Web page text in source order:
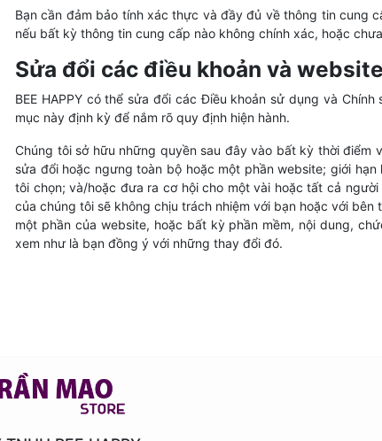
Bạn cần đảm bảo tính xác thực và đầy đủ về thông tin cung
nếu bất kỳ thông tin cung cấp nào không chính xác, hoặc
Sửa đổi các điều khoản và website
BEE HAPPY có thể sửa đổi các Điều khoản sử dụng và
mục này định kỳ để nắm rõ quy định hiện hành.
Chúng tôi sở hữu những quyền sau đây vào bất kỳ thời
sửa đổi hoặc ngưng toàn bộ hoặc một phần website; giới
tôi chọn; và/hoặc đưa ra cơ hội cho một vài hoặc tất cả
của chúng tôi sẽ không chịu trách nhiệm với bạn hoặc với
một phần của website, hoặc bất kỳ phần mềm, nội dung,
xem như là bạn đồng ý với những thay đổi đó.